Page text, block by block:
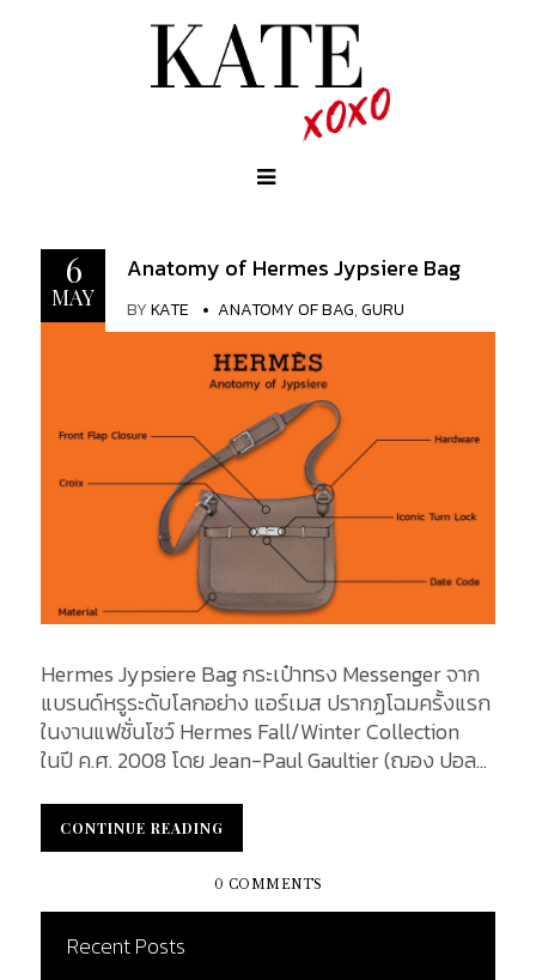
6
MAY
Anatomy of Hermes Jypsiere Bag
BYKATE ANATOMY OF BAG,GURU
Hermes Jypsiere Bag กระเป๋าทรง Messenger จาก
แบรนด์หรูระดับโลกอย่าง แอร์เมส ปรากฏโฉมครั้งแรก
ในงานแฟชั่นโชว์ Hermes Fall/Winter Collection
ในปี ค.ศ. 2008 โดย Jean-Paul Gaultier (ฌอง ปอล
ออกแบบ ดัดแปลง สร้างสรรค์กระเป๋าแบบดั้งเดิมให้ดู
แปลกใหม่ เหมาะสำหรับใช้ได้ในทุกๆ วัน ตัวกระเป๋าถูก
ดีไซน์มาอย่างสวยงามและสมบูรณ์แบบ วันนี้เราจะพา
เจาะลึกชิ้นส่วน Anatomy of Bag ของกระเป๋าสุดหรูรุ่น
นี้ ว่ามีส่วนประกอบอะไรบ้างก่อนจะมาเป็นกระเป๋า 1 ใบที่
เต็มไปด้วยเรื่องราวที่น่าสนใจ...
CONTINUE READING
CONTINUE READING
0 COMMENTS
Recent Posts